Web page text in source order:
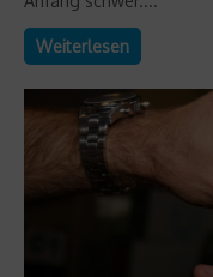
Weiterlesen